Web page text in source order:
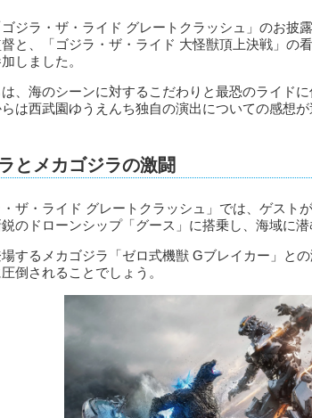
ジラ・ザ・ライド グレートクラッシュ」のお披
と、「ゴジラ・ザ・ライド 大怪獣頂上決戦」の
しました。
、海のシーンに対するこだわりと最恐のライド
は西武園ゆうえんち独自の演出についての感想が
とメカゴジラの激闘
・ザ・ライド グレートクラッシュ」では、ゲスト
のドローンシップ「グース」に搭乗し、海域に潜
するメカゴジラ「ゼロ式機獣 Gブレイカー」と
倒されることでしょう。